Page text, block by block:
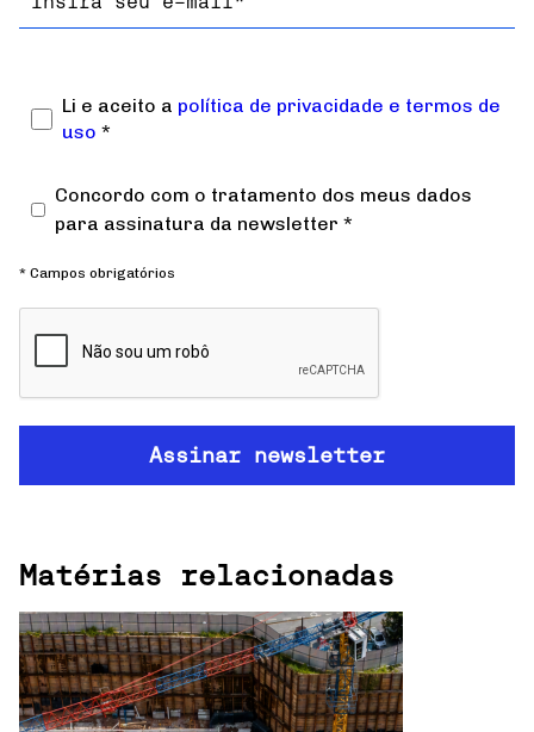
Li e aceito a política de privacidade e termos de
uso *
Concordo com o tratamento dos meus dados
para assinatura da newsletter *
* Campos obrigatórios
Matérias relacionadas